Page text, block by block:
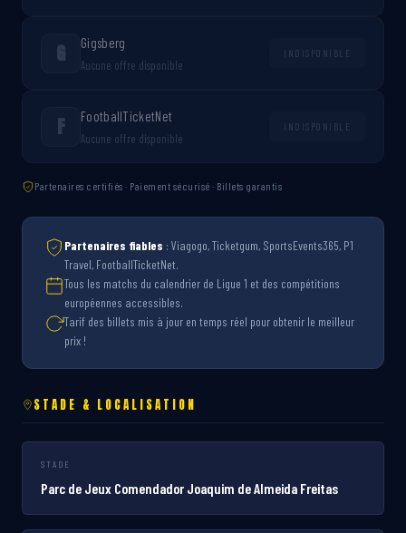
G Gigsberg
Aucune offre disponible
INDISPONIBLE
F FootballTicketNet
Aucune offre disponible
INDISPONIBLE
Partenaires certifiés · Paiement sécurisé · Billets garantis
Partenaires fiables : Viagogo, Ticketgum, SportsEvents365, P1
Travel, FootballTicketNet.
Tous les matchs du calendrier de Ligue 1 et des compétitions
européennes accessibles.
Tarif des billets mis à jour en temps réel pour obtenir le meilleur
prix !
STADE & LOCALISATION
STADE
Parc de Jeux Comendador Joaquim de Almeida Freitas